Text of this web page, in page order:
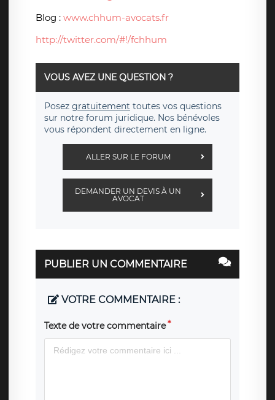
Blog : www.chhum-avocats.fr
http://twitter.com/#!/fchhum
VOUS AVEZ UNE QUESTION ?
Posez gratuitement toutes vos questions
sur notre forum juridique. Nos bénévoles
vous répondent directement en ligne.
ALLER SUR LE FORUM
DEMANDER UN DEVIS À UN
AVOCAT
PUBLIER UN COMMENTAIRE
VOTRE COMMENTAIRE :
Texte de votre commentaire